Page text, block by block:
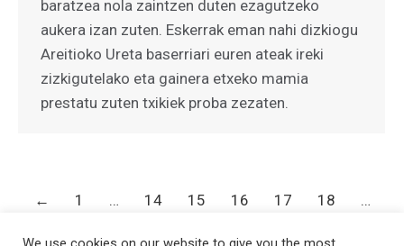
baratzea nola zaintzen duten ezagutzeko
aukera izan zuten. Eskerrak eman nahi dizkiogu
Areitioko Ureta baserriari euren ateak ireki
zizkigutelako eta gainera etxeko mamia
prestatu zuten txikiek proba zezaten.
← 1 … 14 15 16 17 18
…